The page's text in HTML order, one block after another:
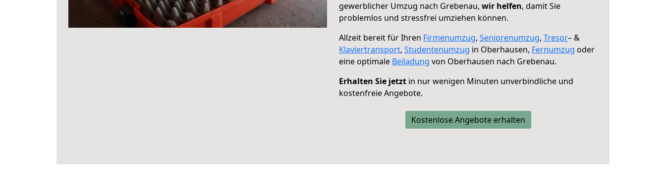
gewerblicher Umzug nach Grebenau, wir helfen, damit Sie
problemlos und stressfrei umziehen können.
Allzeit bereit für Ihren Firmenumzug, Seniorenumzug, Tresor– &
Klaviertransport, Studentenumzug in Oberhausen, Fernumzug oder
eine optimale Beiladung von Oberhausen nach Grebenau.
Erhalten Sie jetzt in nur wenigen Minuten unverbindliche und
kostenfreie Angebote.
Kostenlose Angebote erhalten